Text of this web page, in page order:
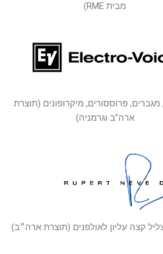
מבית RME)
מגברים, פרוססורים, מיקרופונים (תוצרת
ארה”ב וגרמניה)
קצה עליון לאולפנים (תוצרת ארה״ב)